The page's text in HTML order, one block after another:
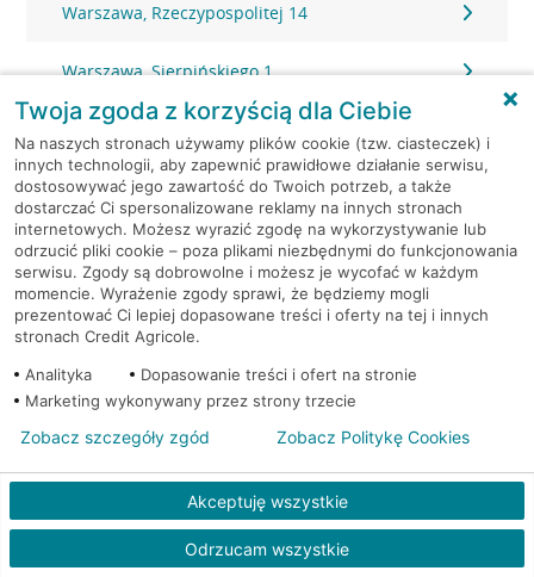
Warszawa, Rzeczypospolitej 14
Warszawa, Sierpińskiego 1
Warszawa, Skarbka z Gór 116
Warszawa, Słomińskiego 7
Warszawa, Sokołowska 11
Warszawa, Solec 32/34
Warszawa, Solidarności 95
Warszawa, Stawki 6.
Warszawa, Strażacka 104
Twoja zgoda z korzyścią dla Ciebie
Na naszych stronach używamy plików cookie (tzw. ciasteczek) i
innych technologii, aby zapewnić prawidłowe działanie serwisu,
dostosowywać jego zawartość do Twoich potrzeb, a także
dostarczać Ci spersonalizowane reklamy na innych stronach
internetowych. Możesz wyrazić zgodę na wykorzystywanie lub
odrzucić pliki cookie – poza plikami niezbędnymi do funkcjonowania
serwisu. Zgody są dobrowolne i możesz je wycofać w każdym
momencie. Wyrażenie zgody sprawi, że będziemy mogli
prezentować Ci lepiej dopasowane treści i oferty na tej i innych
stronach Credit Agricole.
Analityka
Dopasowanie treści i ofert na stronie
Marketing wykonywany przez strony trzecie
Akceptuję wszystkie
Odrzucam wszystkie
Zobacz szczegóły zgód Zobacz Politykę Cookies